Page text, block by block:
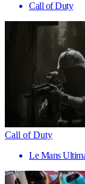
Call of Duty
Call of Duty
Le Mans